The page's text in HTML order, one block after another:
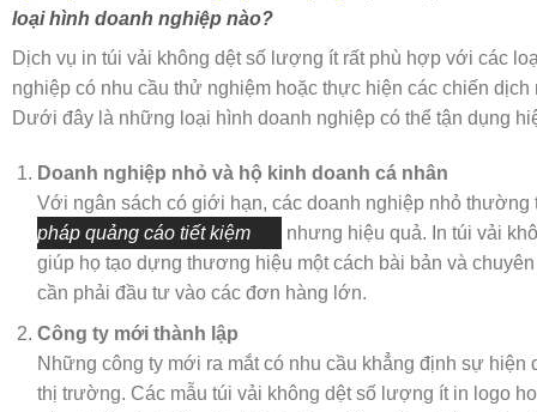
loại hình doanh nghiệp nào?
Dịch vụ in túi vải không dệt số lượng ít rất phù hợp với các
nghiệp có nhu cầu thử nghiệm hoặc thực hiện các chiến dịch
Dưới đây là những loại hình doanh nghiệp có thể tận dụng
Doanh nghiệp nhỏ và hộ kinh doanh cá nhân
Với ngân sách có giới hạn, các doanh nghiệp nhỏ thường
pháp quảng cáo tiết kiệm
nhưng hiệu quả. In túi vải
giúp họ tạo dựng thương hiệu một cách bài bản và
cần phải đầu tư vào các đơn hàng lớn.
Công ty mới thành lập
Những công ty mới ra mắt có nhu cầu khẳng định sự hiện
thị trường. Các mẫu túi vải không dệt số lượng ít in logo